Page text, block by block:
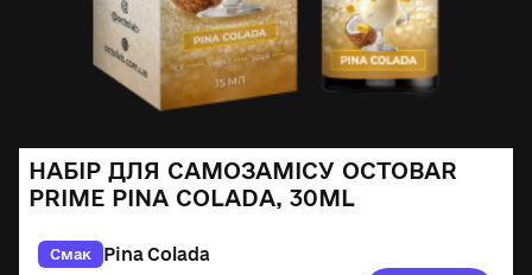
НАБІР ДЛЯ САМОЗАМІСУ OCTOBAR
PRIME PINA COLADA, 30ML
Смак Pina Colada